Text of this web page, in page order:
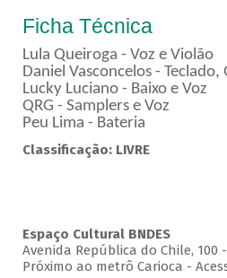
Ficha Técnica
Lula Queiroga - Voz e Violão
Daniel Vasconcelos - Teclado,
Lucky Luciano - Baixo e Voz
QRG - Samplers e Voz
Peu Lima - Bateria
Classificação: LIVRE
Espaço Cultural BNDES
Avenida República do Chile, 100
Próximo ao metrô Carioca -